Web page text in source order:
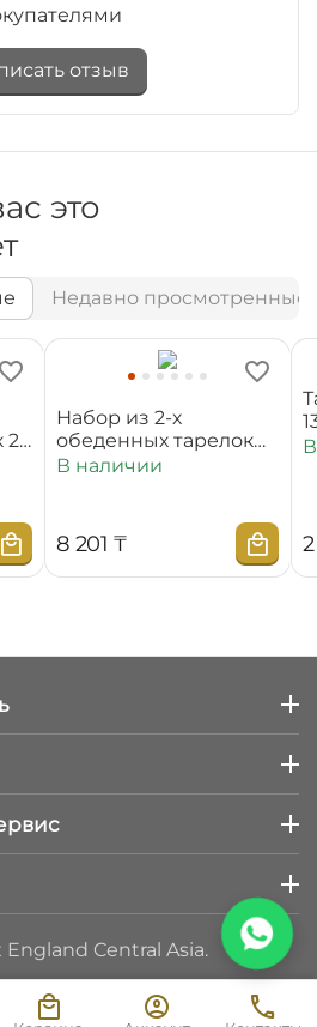
отзыв
это
Недавно просмотренные
20
Набор из 2-х
обеденных тарелок
25,5 см
В наличии
8 201 ₸
Central Asia.
В корзину